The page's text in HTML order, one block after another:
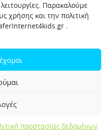
Παρακαλούμε
χρήσης και την πολιτική
.
προστασίας δεδομένων
και Εφήβων
Όροι χρήσης
για παιδιά